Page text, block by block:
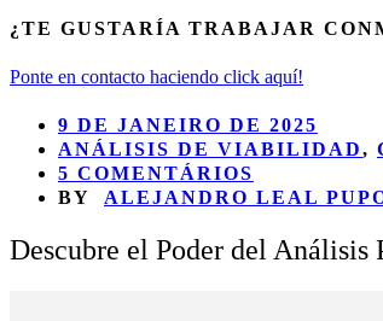
¿TE GUSTARÍA TRABAJAR
Ponte en contacto haciendo click aquí!
9 DE JANEIRO DE 2025
ANÁLISIS DE VIABILIDAD,
5 COMENTÁRIOS
BY
ALEJANDRO LEAL
Descubre el Poder del Análisis